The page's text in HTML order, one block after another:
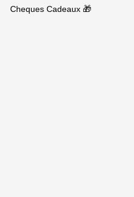
Cheques Cadeaux 🎁